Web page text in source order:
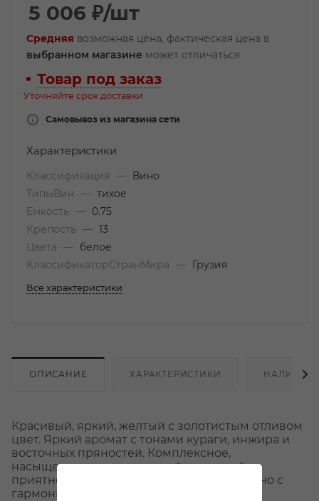
5 006 ₽/шт
Средняя возможная цена, фактическая цена в
выбранном магазине может отличаться
Товар под заказ
Уточняйте срок доставки
Самовывоз из магазина сети
Характеристики
Классификация —
Вино
ТипыВин
— тихое
Емкость
—
0.75
Крепость
— 13
Цвета
—
белое
КлассификаторСтранМира
— Грузия
Все характеристики
ОПИСАНИЕ ХАРАКТЕРИСТИКИ НАЛИЧИЕ
Красивый, яркий, желтый с золотистым отливом
цвет. Яркий аромат с тонами кураги, инжира и
восточных пряностей. Комплексное,
насыщенное, с маслянистой текстурой,
приятной кислотностью и терпкостью вино с
гармоничным долгим послевкусием.